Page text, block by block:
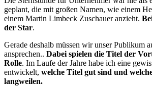
geplant, die mit großen Namen, wie einem
einem Martin Limbeck Zuschauer anzieht.
der Star.
Gerade deshalb müssen wir unser Publikum
ansprechen.. Dabei spielen die Titel der
Rolle. Im Laufe der Jahre habe ich eine
entwickelt, welche Titel gut sind und
langweilen.